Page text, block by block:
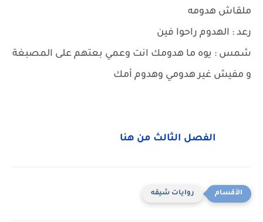
ملقاش هدومه
رعد : الهدوم راحوا فين
شمس : يوه ما هدومك انت وعمي بعتهم على المصبغة
و مفيش غير هدومي وهدوم أمك
الفصل الثالث من هنا
روايات شيقه